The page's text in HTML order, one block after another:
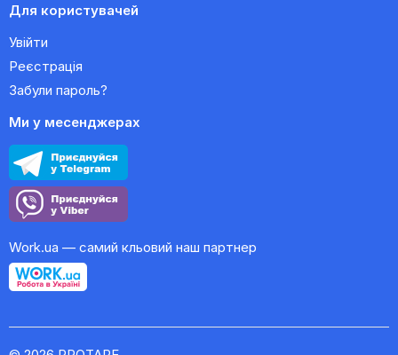
Для користувачей
Увійти
Реєстрація
Забули пароль?
Ми у месенджерах
Work.ua — самий кльовий наш партнер